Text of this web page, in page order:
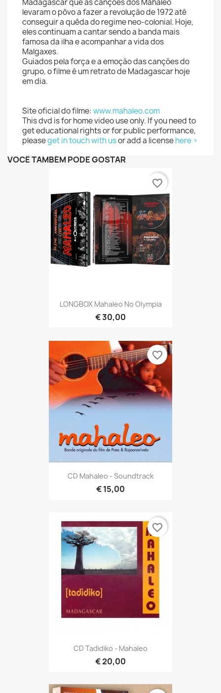
Madagascar que as canções dos Mahaleo
levaram o pôvo a fazer a revolução de 1972 até
conseguir a quêda do regime neo-colonial. Hoje,
eles continuam a cantar sendo a banda mais
famosa da ilha e acompanhar a vida dos
Malgaxes.
Guiados pela força e a emoção das canções do
grupo, o filme é um retrato de Madagascar hoje
em dia.
Site oficial do filme: www.mahaleo.com
This dvd is for home video use only. If you need to
get educational rights or for public performance,
pleaseget in touch with usor add a licensehere >
VOCÊ TAMBÉM PODE GOSTAR
LONGBOX Mahaleo No Olympia
€ 30,00
favorite_border
CD Mahaleo - Soundtrack
€ 15,00
favorite_border
CD Tadidiko - Mahaleo
€ 20,00
favorite_border